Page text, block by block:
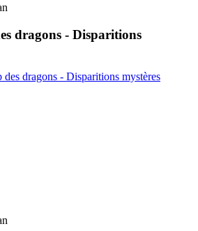
dragons - Disparitions
dragons - Disparitions mystères